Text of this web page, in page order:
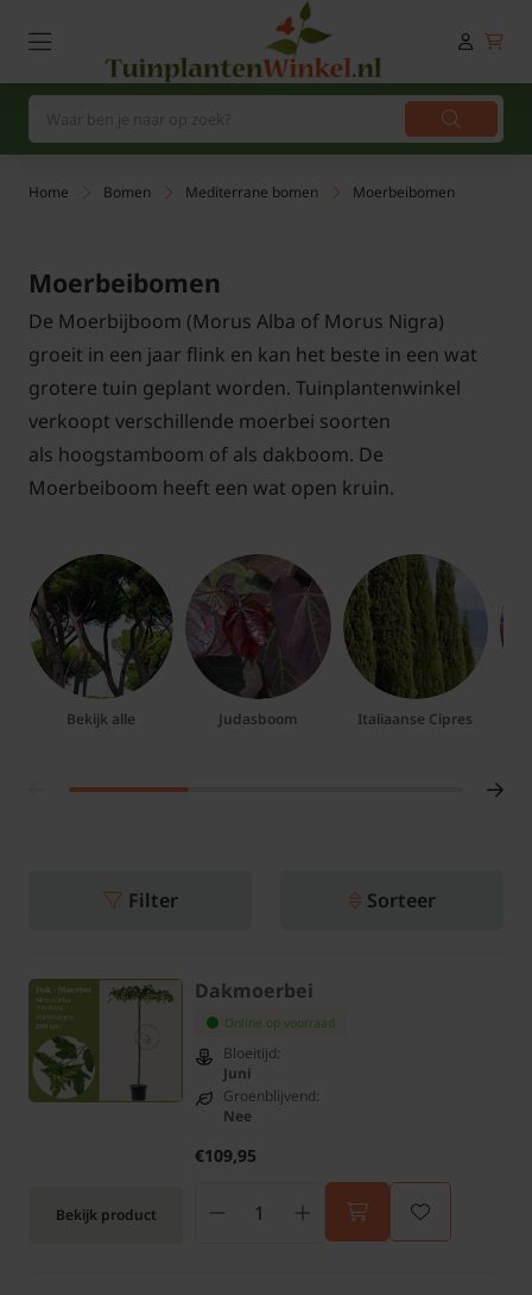
Home Bomen Mediterrane bomen Moerbeibomen
Moerbeibomen
De Moerbijboom (Morus Alba of Morus Nigra)
groeit in een jaar flink en kan het beste in een wat
grotere tuin geplant worden. Tuinplantenwinkel
verkoopt verschillende moerbei soorten
als hoogstamboom of als dakboom. De
Moerbeiboom heeft een wat open kruin.
Bekijk alle Judasboom Italiaanse Cipres
Filter Sorteer
Bekijk product
Dakmoerbei
Online op voorraad
Bloeitijd:
Juni
Groenblijvend:
Nee
€109,95